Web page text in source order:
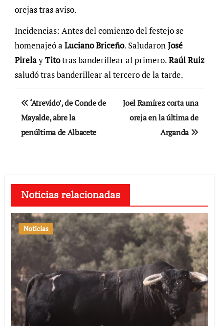
orejas tras aviso.
Incidencias: Antes del comienzo del festejo se
homenajeó a Luciano Briceño. SaludaronJosé
PirelayTitotras banderillear al primero.Raúl Ruiz
saludó tras banderillear al tercero de la tarde.
Navegación
de
entradas
‘Atrevido’, de Conde de
Mayalde, abre la
penúltima de Albacete
Joel Ramírez corta una
oreja en la última de
Arganda
Noticias relacionadas
Noticias